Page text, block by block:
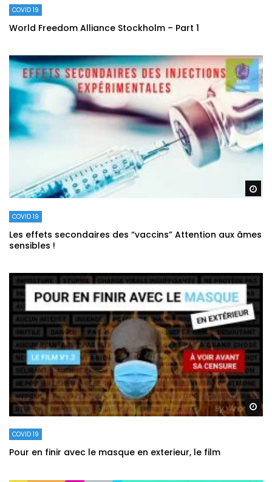
COVID 19
World Freedom Alliance Stockholm – Part 1
COVID 19
Les effets secondaires des “vaccins” Attention aux âmes
sensibles !
COVID 19
Pour en finir avec le masque en exterieur, le film